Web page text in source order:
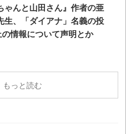
ゃんと山田さん』作者の亜
生、「ダイアナ」名義の投
情報について声明とか
もっと読む